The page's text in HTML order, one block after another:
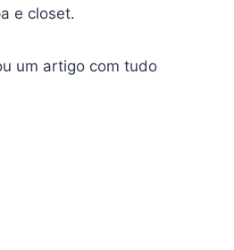
e closet.
um artigo com tudo